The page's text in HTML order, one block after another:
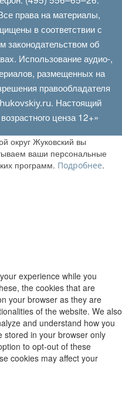
права на материалы,
в соответствии с
законодательством об
Использование аудио-,
размещенных на
правообладателя
. Настоящий
ценза 12+»
округ Жуковский вы
ваши персональные
программ. Подробнее.
experience while you
the cookies that are
your browser as they are
of the website. We also
and understand how you
stored in your browser only
to opt-out of these
cookies may affect your